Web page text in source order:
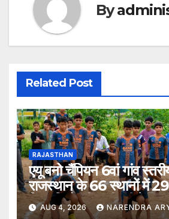
By
Related Post
RAJASTHAN
एयू बनो चैंपियन 6वां गांव
राजस्थान के 66 स्थानों में
खिलाड़ियों की भागीदारी के
AUG 4, 2026 NARENDRA